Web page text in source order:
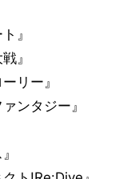
』
』
リー』
ンタジー』